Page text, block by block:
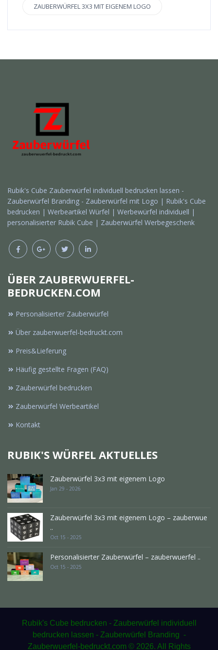
ZAUBERWÜRFEL 3X3 MIT EIGENEM LOGO
Rubik's Cube Zauberwürfel individuell bedrucken lassen -
Zauberwürfel Branding - Zauberwürfel mit Logo | Rubik's Cube
bedrucken | Werbeartikel Würfel | Werbewürfel individuell |
personalisierter Rubik Cube | Zauberwürfel Werbegeschenk
ÜBER ZAUBERWUERFEL-
BEDRUCKEN.COM
Personalisierter Zauberwürfel
Über zauberwuerfel-bedruckt.com
Preis&Lieferung
Häufig gestellte Fragen (FAQ)
Zauberwürfel bedrucken
Zauberwürfel Werbeartikel
Kontakt
RUBIK'S WÜRFEL AKTUELLES
Zauberwürfel 3x3 mit eigenem Logo
Jan 29 - 2026
Zauberwürfel 3x3 mit eigenem Logo – zauberwue
..
Oct 15 - 2025
Personalisierter Zauberwürfel – zauberwuerfel ..
Oct 15 - 2025
Rubik's Cube bedrucken - Zauberwürfel individuell
bedrucken lassen - Zauberwürfel Branding -
Zauberwuerfel-bedruckt.com © 2026. All Rights